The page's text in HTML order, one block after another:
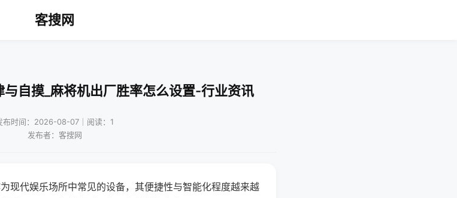
客搜网
自摸_麻将机出厂胜率怎么设置-行业资讯
布时间：2026-08-07｜阅读：1
发布者：客搜网
现代娱乐场所中常见的设备，其便捷性与智能化程度越来越